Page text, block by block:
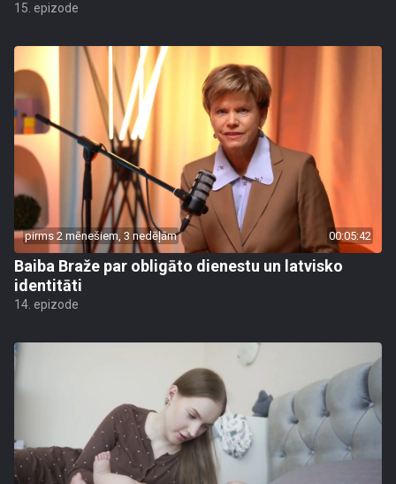
15. epizode
pirms 2 mēnešiem, 3 nedēļām 00:05:42
Baiba Braže par obligāto dienestu un latvisko
identitāti
14. epizode